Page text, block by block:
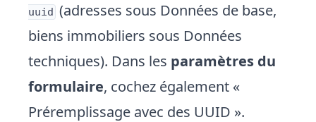
uuid (adresses sous Données de base,
biens immobiliers sous Données
techniques). Dans les paramètres du
formulaire, cochez également «
Préremplissage avec des UUID ».